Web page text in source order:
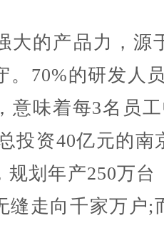
的产品力，源
。70%的研发人
意味着每3名员
投资40亿元的南
规划年产250万台
缝走向千家万户;